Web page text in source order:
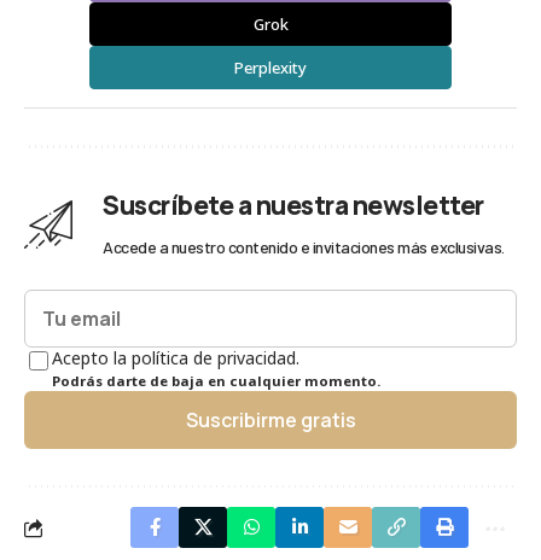
Grok
Perplexity
Suscríbete a nuestra newsletter
Accede a nuestro contenido e invitaciones más exclusivas.
Acepto la política de privacidad.
Podrás darte de baja en cualquier momento.
Suscribirme gratis